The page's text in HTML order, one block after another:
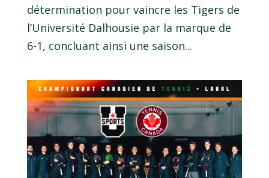
détermination pour vaincre les Tigers de
l’Université Dalhousie par la marque de
6-1, concluant ainsi une saison...